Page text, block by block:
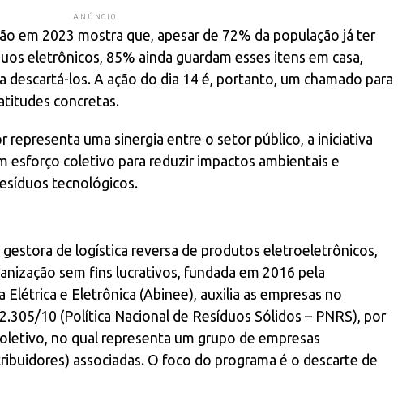
ANÚNCIO
em 2023 mostra que, apesar de 72% da população já ter
eletrônicos, 85% ainda guardam esses itens em casa,
los. A ação do dia 14 é, portanto, um chamado para
concretas.
representa uma sinergia entre o setor público, a iniciativa
esforço coletivo para reduzir impactos ambientais e
tecnológicos.
de logística reversa de produtos eletroeletrônicos,
sem fins lucrativos, fundada em 2016 pela
Elétrica e Eletrônica (Abinee), auxilia as empresas no
10 (Política Nacional de Resíduos Sólidos – PNRS), por
no qual representa um grupo de empresas
associadas. O foco do programa é o descarte de